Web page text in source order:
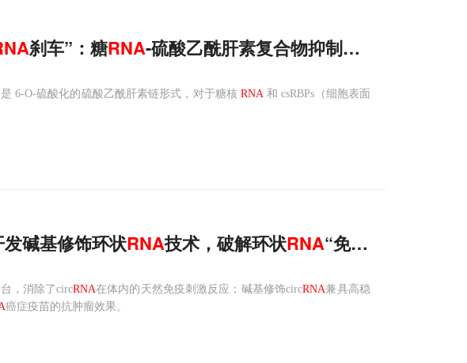
刹车”：糖RNA-硫酸乙酰肝素复合物抑制VEGF信号，调
6-O-硫酸化的硫酸乙酰肝素链形式，对于糖核 RNA 和 csRBPs（细胞表面
碱基修饰环状RNA技术，破解环状RNA“免疫原性”与“翻
，消除了circRNA在体内的天然免疫刺激反应；碱基修饰circRNA兼具高稳
癌症疫苗的抗肿瘤效果。